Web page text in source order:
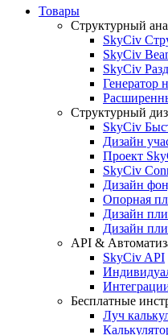
Товары
Структурный
SkyCiv
SkyCiv
SkyCiv
Генератор
Структурный
SkyCiv
Дизайн
Проект
SkyCiv
Дизайн
Опорная
Дизайн
Дизайн
API &
SkyCiv API
Бесплатные
Луч